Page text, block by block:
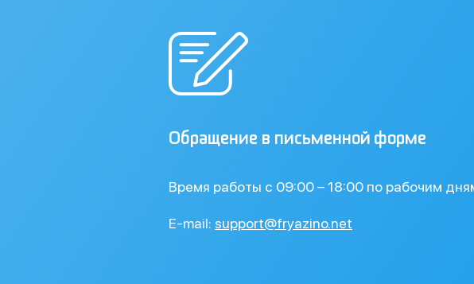
Обращение в письменной форме
Время работы с 09:00 – 18:00 по рабочим
E-mail: support@fryazino.net